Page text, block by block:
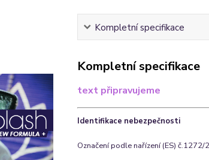
Kompletní specifikace
Kompletní specifikace
text připravujeme
Identifikace nebezpečnosti
Označení podle nařízení (ES) č.1272/